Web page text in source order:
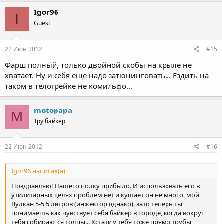
I Igor96
Guest
22 Июн 2012 #15
Фарш полный, только двойной скобы на крыле не
хватает. Ну и себя еще надо затюнинговать... Ездить на
таком в телогрейке не комильфо...
M motopapa
Тру байкер
22 Июн 2012 #16
Igor96 написал(а):
Поздравляю! Нашего полку прибыло. И использовать его в
утилитарных целях проблем нет и кушает он не много, мой
Вулкан 5-5,5 литров (инжектор однако), зато теперь ты
понимаешь как чувствует себя байкер в городе, когда вокруг
тебя собираются толпы... Кстати у тебя тоже прямо трубы